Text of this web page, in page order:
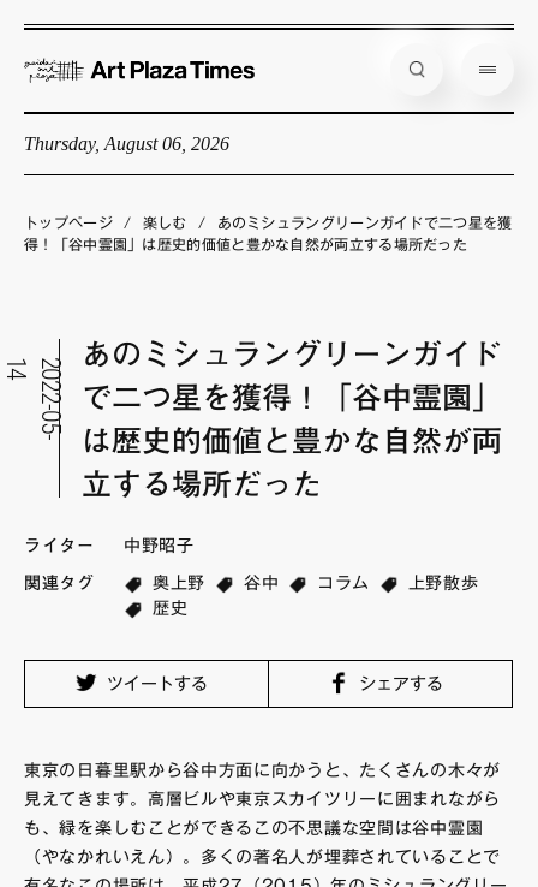
Thursday, August 06, 2026
企画展情報
インタビュー
アーティスト
店舗からのお知らせ
公式通販
FAQ・お問い合わせ
トップページ / 楽しむ /
あのミシュラングリーンガイドで二つ星を獲
得！「谷中霊園」は歴史的価値と豊かな自然が両立する場所だった
2
0
2
2
-
0
5
-
1
4
あのミシュラングリーンガイド
で二つ星を獲得！「谷中霊園」
は歴史的価値と豊かな自然が両
立する場所だった
ライター 中野昭子
関連タグ 奥上野 谷中 コラム
上野散歩
歴史
ツイートする シェアする
東京の日暮里駅から谷中方面に向かうと、たくさんの木々が
見えてきます。高層ビルや東京スカイツリーに囲まれながら
も、緑を楽しむことができるこの不思議な空間は谷中霊園
（やなかれいえん）。多くの著名人が埋葬されていることで